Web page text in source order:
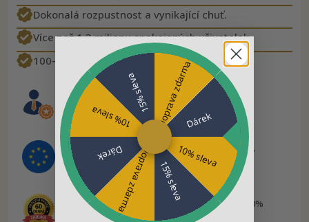
Dokonalá rozpustnost a vynikající chuť.
Více než 1,3 milionu spokojených uživatelek.
100-% záruka spokojenosti.
Odborníky vyvinutá formule pro spolehlivou
každodenní podporu
Vyrobeno v EU podle přísných standardů kvality
zajišťujících bezpečnost a spolehlivost
Na každou objednávku se vztahuje 60denní 100%
záruka spokojenosti
Doprava zdarmaDárek
10% sleva
15% sleva
Doprava zdarma
Dárek
10% sleva
15% sleva